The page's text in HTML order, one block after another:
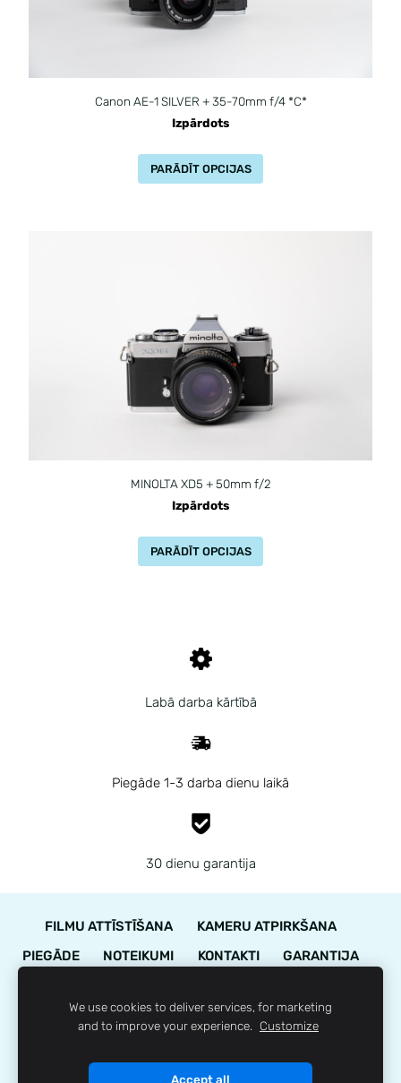
Labā darba kārtībā
Piegāde 1-3 darba dienu laikā
30 dienu garantija
Canon AE-1 SILVER + 35-70mm f/4 *C*
Izpārdots
PARĀDĪT OPCIJAS
MINOLTA XD5 + 50mm f/2
Izpārdots
PARĀDĪT OPCIJAS
FILMU ATTĪSTĪŠANA
KAMERU ATPIRKŠANA
PIEGĀDE
NOTEIKUMI KONTAKTI
GARANTIJA
LOJALITĀTES PROGRAMMA
SĪKDATNES
© 35mm.lv
We use cookies to deliver services, for marketing
and to improve your experience. Customize
Accept all